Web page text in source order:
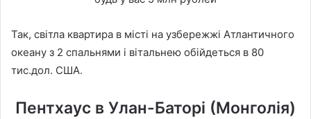
Так, світла квартира в місті на узбережжі Атлантичного
океану з 2 спальнями і вітальнею обійдеться в 80
тис.дол. США.
Пентхаус в Улан-Баторі (Монголія)